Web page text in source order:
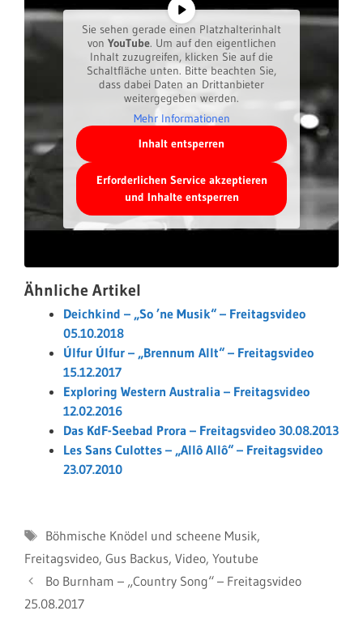
Sie sehen gerade einen Platzhalterinhalt
von YouTube. Um auf den eigentlichen
Inhalt zuzugreifen, klicken Sie auf die
Schaltfläche unten. Bitte beachten Sie,
dass dabei Daten an Drittanbieter
weitergegeben werden.
Mehr Informationen
Inhalt entsperren
Erforderlichen Service akzeptieren
und Inhalte entsperren
Ähnliche Artikel
Deichkind – „So ’ne Musik“ – Freitagsvideo
05.10.2018
Úlfur Úlfur – „Brennum Allt“ – Freitagsvideo
15.12.2017
Exploring Western Australia – Freitagsvideo
12.02.2016
Das KdF-Seebad Prora – Freitagsvideo 30.08.2013
Les Sans Culottes – „Allô Allô“ – Freitagsvideo
23.07.2010
Schlagwörter
Böhmische Knödel und scheene Musik,
Freitagsvideo, Gus Backus, Video, Youtube
Bo Burnham – „Country Song“ – Freitagsvideo
25.08.2017